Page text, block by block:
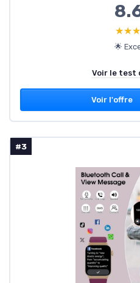
🌟
Voir le test
Voir l'offre
#3